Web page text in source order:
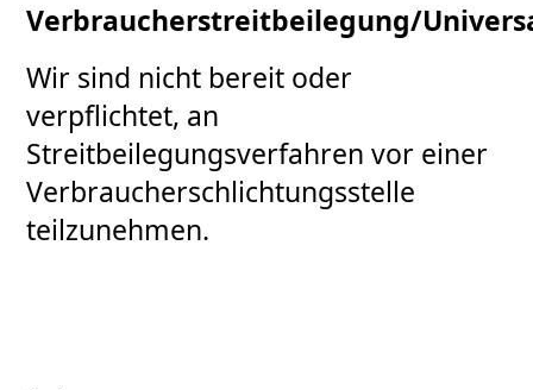
Verbraucherstreitbeilegung/
Wir sind nicht bereit oder
verpflichtet, an
Streitbeilegungsverfahren vor einer
Verbraucherschlichtungsstelle
teilzunehmen.